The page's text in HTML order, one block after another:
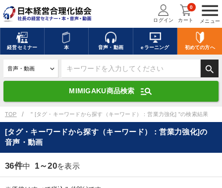
menu
メニュー
ログイン カート
0
経営セミナー 本 音声・動画 eラーニング 初めての方へ
search
MIMIGAKU商品検索 manage_search
キーワードを入力して探す
デジタル版対応のみ検索結果に表示する
search 上記の条件で検索
mic 講演収録物を探す
全国経営者セミナー講演収録物（全1315タイトル）からお探しいただけ
ます
TOP " [タグ・キーワードから探す（キーワード）：営業力強化] "の検索結果
[タグ・キーワードから探す（キーワード）：営業力強化]の
音声・動画
36件中 1～20を表示